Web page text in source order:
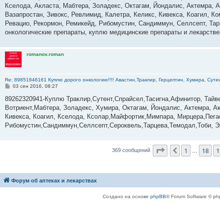
е
и
е
Кселода, Акласта, Мабтера, Золадекс, Октагам, Йондалис, Актемра,
Вазапростан, Зивокс, Ревлимид, Калетра, Келикс, Кивекса, Коагил,
Ревацио, Рекормон, Ремикейд, Рибомустин, Сандиммун, Селлсепт,
онкологические препараты, куплю медицинские препараты и
romanov.roman
Re: 89851846161 Куплю дорого онкологию!!!! Авастин,Траклир, Герцептин, Хумира,
С
о
щ
е
и
03 сен 2016, 08:27
89262320941-Куплю Траклир,Сутент,Спрайсел,Тасигна,Афинитор,
Вотриент,Мабтера, Золадекс, Хумира, Октагам, Йондалис, Актемра,
Кивекса, Коагил, Кселода, Ксолар,Майфортик,Мимпара,
Рибомустин,Сандиммун,Селлсепт,Сероквель,Тарцева,Темодал,Тоби,
369 сообщений Страница 20из
Пред.
1 18
Форум об аптеках и лекарствах
Создано на основе phpBB® Forum Software ©